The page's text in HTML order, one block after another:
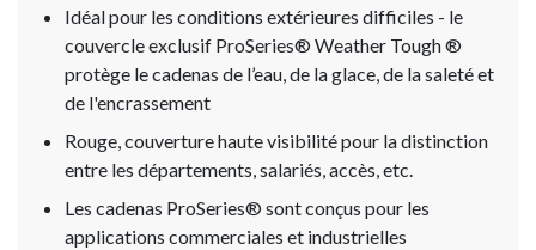
Idéal pour les conditions extérieures difficiles - le
couvercle exclusif ProSeries® Weather Tough ®
protège le cadenas de l’eau, de la glace, de la saleté et
de l'encrassement
Rouge, couverture haute visibilité pour la distinction
entre les départements, salariés, accès, etc.
Les cadenas ProSeries® sont conçus pour les
applications commerciales et industrielles